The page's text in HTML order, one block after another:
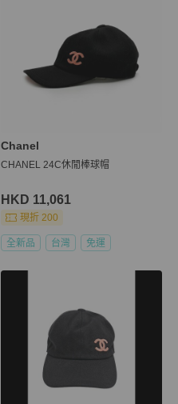
Chanel
CHANEL 24C休閒棒球帽
HKD 11,061
現折 200
全新品 台灣 免運